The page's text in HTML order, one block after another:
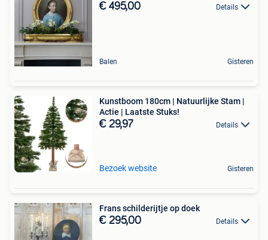
€ 495,00 Details
Balen Gisteren
Kunstboom 180cm | Natuurlijke Stam |
Actie | Laatste Stuks!
€ 29,97 Details
Bezoek website Gisteren
Frans schilderijtje op doek
€ 295,00 Details